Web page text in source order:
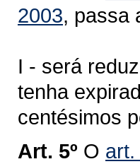
2003, passa
I - será
tenha
centésimos
Art. 5º O art.